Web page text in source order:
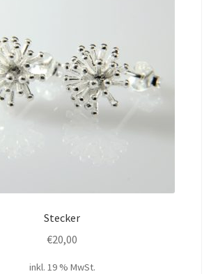
Stecker
€20,00
inkl. 19 % MwSt.